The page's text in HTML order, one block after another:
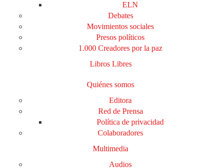
ELN
Debates
Movimientos sociales
Presos políticos
1.000 Creadores por la paz
Libros Libres
Quiénes somos
Editora
Red de Prensa
Política de privacidad
Colaboradores
Multimedia
Audios